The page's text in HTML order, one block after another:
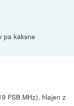
pa kaksne
FSB MHz), hlajen z